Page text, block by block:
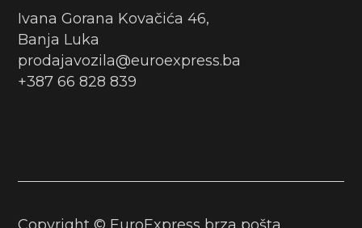
Ivana Gorana Kovačića 46,
Banja Luka
prodajavozila@euroexpress.ba
+387 66 828 839